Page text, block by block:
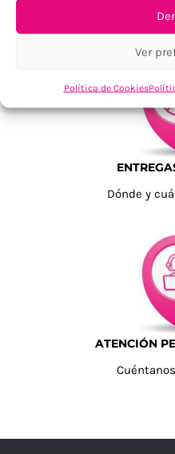
Ver
Política de Cookies
Tu
Dónde y
ATENCIÓN